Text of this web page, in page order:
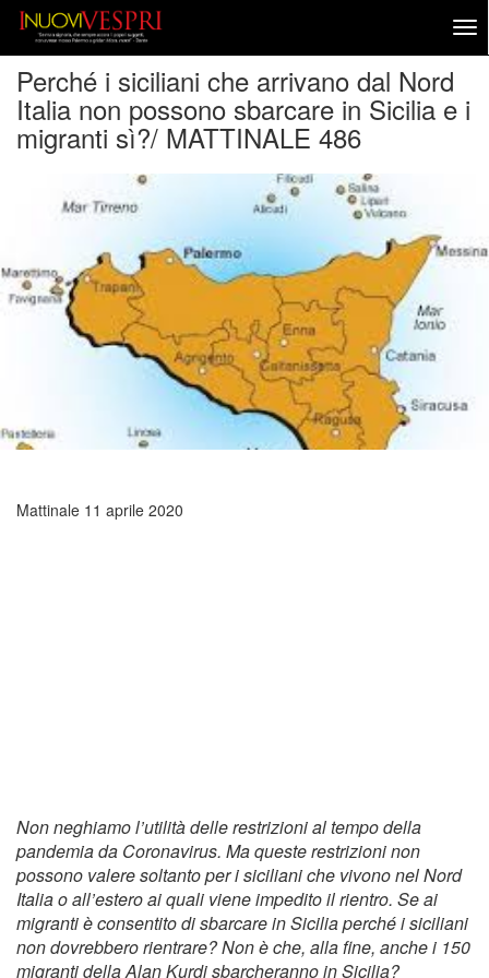
Perché i siciliani che arrivano dal Nord
Italia non possono sbarcare in Sicilia e i
migranti sì?/ MATTINALE 486
Mattinale 11 aprile 2020
Non neghiamo l’utilità delle restrizioni al tempo della
pandemia da Coronavirus. Ma queste restrizioni non
possono valere soltanto per i siciliani che vivono nel Nord
Italia o all’estero ai quali viene impedito il rientro. Se ai
migranti è consentito di sbarcare in Sicilia perché i siciliani
non dovrebbero rientrare? Non è che, alla fine, anche i 150
migranti della Alan Kurdi sbarcheranno in Sicilia?